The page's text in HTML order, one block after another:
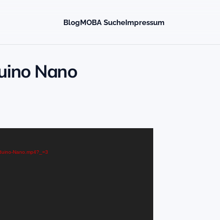
BlogMOBA SucheImpressum
Nano
Nano.mp4?_=3